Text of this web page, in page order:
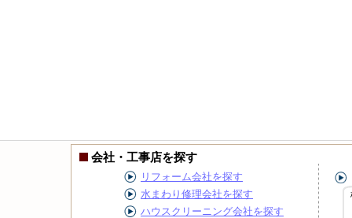
会社・工事店を探す
リフォーム会社を探す
水まわり修理会社を探す
ハウスクリーニング会社を探す